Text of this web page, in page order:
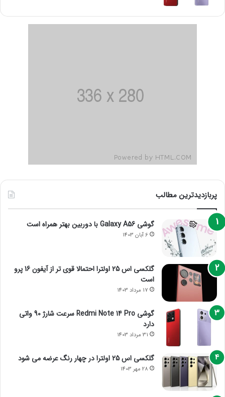
پربازدیدترین مطالب
گوشی Galaxy A56 با دوربین بهتر همراه است
6 آبان 1403
گلکسی اس 25 اولترا احتمالا قوی تر از آیفون 16 پرو
است
17 مرداد 1403
گوشی Redmi Note 14 Pro سرعت شارژ 90 واتی
دارد
31 مرداد 1403
گلکسی اس 25 اولترا در چهار رنگ عرضه می شود
28 مهر 1403